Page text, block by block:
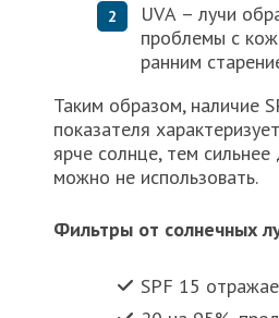
UVА – лучи
проблемы с
ранним
Таким образом, наличие
показателя
ярче солнце, тем
можно не использовать.
Фильтры от солнечных
SPF 15